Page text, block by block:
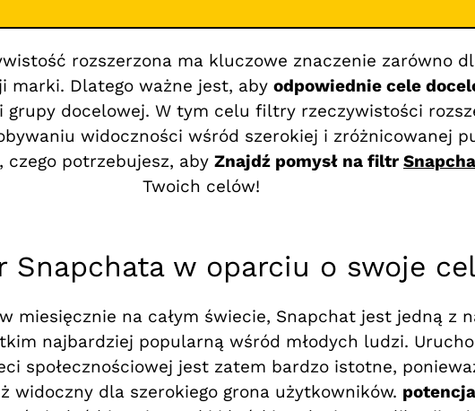
rozszerzona ma kluczowe znaczenie zarówno
Dlatego ważne jest, aby odpowiednie cele
docelowej. W tym celu filtry rzeczywistości
widoczności wśród szerokiej i zróżnicowanej
czego potrzebujesz, aby Znajdź pomysł na filtr
Twoich celów!
Snapchata w oparciu o swoje
miesięcznie na całym świecie, Snapchat jest jedną z
najbardziej popularną wśród młodych ludzi.
społecznościowej jest zatem bardzo istotne,
widoczny dla szerokiego grona użytkowników.